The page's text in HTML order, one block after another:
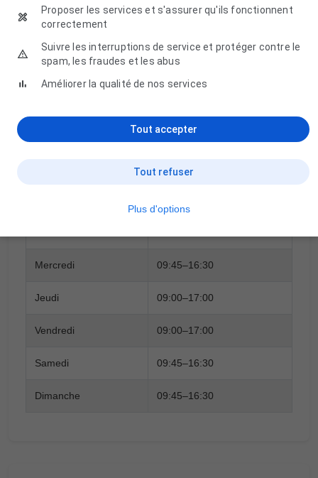
🔒 Vos informations sont protégées.
Horaires d'ouverture
Horaires
Mercredi 09:45–16:30
Jeudi 09:00–17:00
Vendredi 09:00–17:00
Samedi 09:45–16:30
Dimanche 09:45–16:30
Proposer les services et s'assurer qu'ils fonctionnent
correctement
Suivre les interruptions de service et protéger contre le
spam, les fraudes et les abus
Améliorer la qualité de nos services
Tout refuser
Tout accepter
Plus d'options